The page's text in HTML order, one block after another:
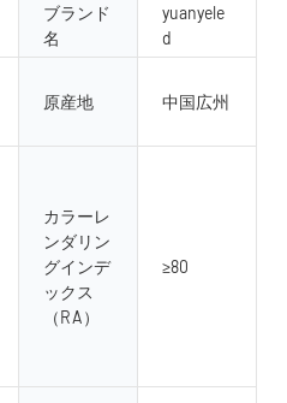
ブランド
名
yuanyele
d
原産地 中国広州
カラーレ
ンダリン
グインデ
ックス
（RA）
≥80